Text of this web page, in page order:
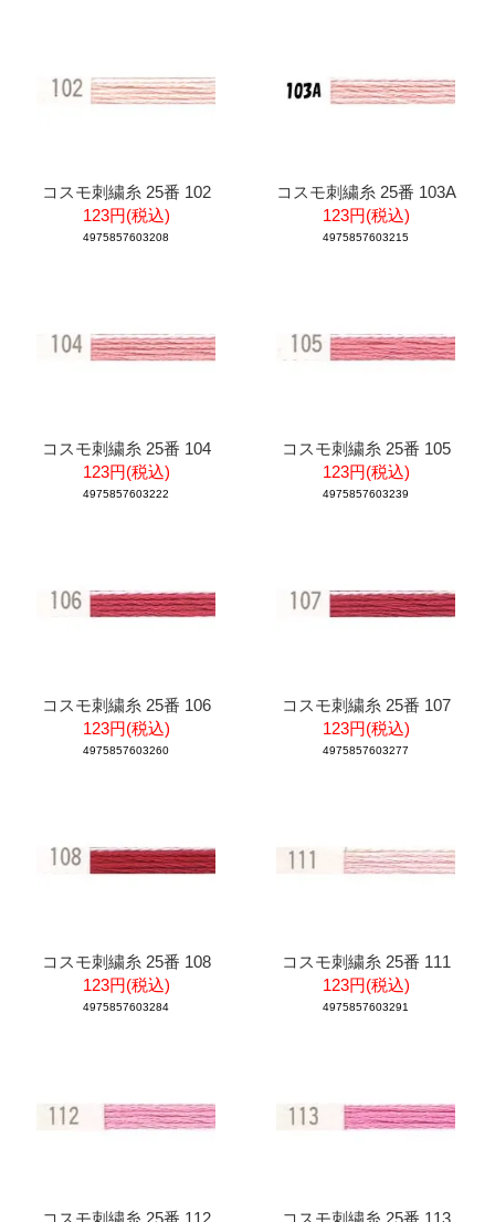
コスモ刺繍糸 25番 102
123円(税込)
4975857603208
コスモ刺繍糸 25番 103A
123円(税込)
4975857603215
コスモ刺繍糸 25番 104
123円(税込)
4975857603222
コスモ刺繍糸 25番 105
123円(税込)
4975857603239
コスモ刺繍糸 25番 106
123円(税込)
4975857603260
コスモ刺繍糸 25番 107
123円(税込)
4975857603277
コスモ刺繍糸 25番 108
123円(税込)
4975857603284
コスモ刺繍糸 25番 111
123円(税込)
4975857603291